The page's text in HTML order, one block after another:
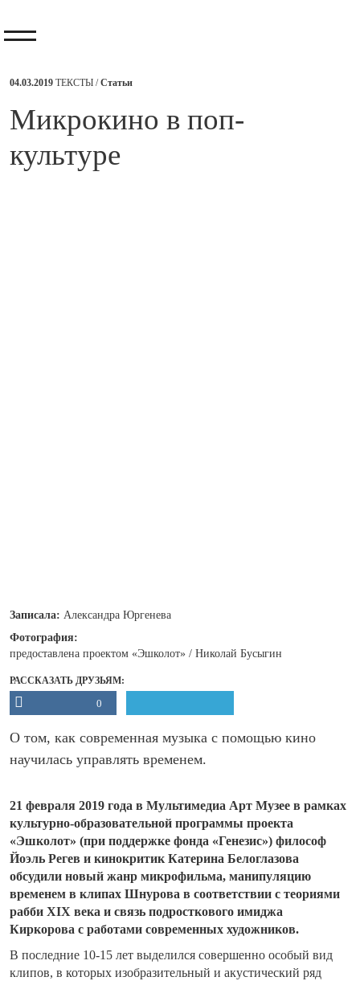
04.03.2019 ТЕКСТЫ /Статьи
​Микрокино в поп-
культуре
Записала: Александра Юргенева
Фотография:
предоставлена проектом «Эшколот» / Николай Бусыгин
РАССКАЗАТЬ ДРУЗЬЯМ:
0
О том, как современная музыка с помощью кино
научилась управлять временем.
21 февраля 2019 года в Мультимедиа Арт Музее в рамках
культурно-образовательной программы проекта
«Эшколот» (при поддержке фонда «Генезис») философ
Йоэль Регев и кинокритик Катерина Белоглазова
обсудили новый жанр микрофильма, манипуляцию
временем в клипах Шнурова в соответствии с теориями
рабби XIX века и связь подросткового имиджа
Киркорова с работами современных художников.
В последние 10-15 лет выделился совершенно особый вид
клипов, в которых изобразительный и акустический ряд